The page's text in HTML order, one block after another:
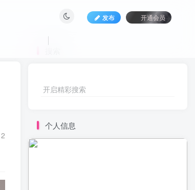
发布 开通会员
开启精彩搜索
个人信息